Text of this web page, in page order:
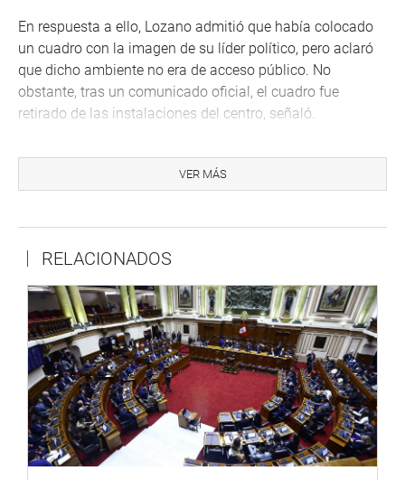
En respuesta a ello, Lozano admitió que había colocado
un cuadro con la imagen de su líder político, pero aclaró
que dicho ambiente no era de acceso público. No
obstante, tras un comunicado oficial, el cuadro fue
retirado de las instalaciones del centro, señaló.
aclaró que la creación del Centro de Modalidades
Formativas no fue fruto de una decisión de la actual
de Resolución Legislativa y que luego se concretó con la
Indicó que el Centro tiene como principal responsabilidad
organizar y supervisar las prácticas preprofesionales y
profesionales en el Congreso, con el fin de fortalecer la
formación de los jóvenes en el ámbito legislativo.
El oficial mayor también resaltó que Yesenia Lozano
cumple con los requisitos legales para ejercer ese cargo,
como su título profesional universitario registrado en
VER MÁS
RELACIONADOS